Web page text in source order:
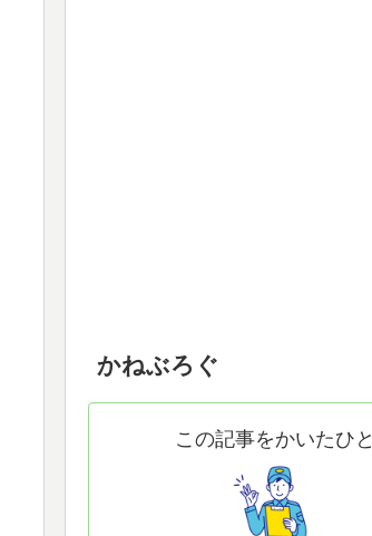
かねぶろぐ
この記事をかいたひと